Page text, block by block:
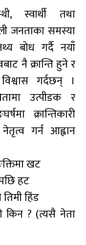
स्वार्थी तथा
जनताका समस्या
बोध गर्दै नयाँ
नै क्रान्ति हुने र
गर्दछन् ।
उत्पीडक र
क्रान्तिकारी
गर्न आह्वान
खट
हट
तिमी हिंड
किन ? (त्यसै नेता